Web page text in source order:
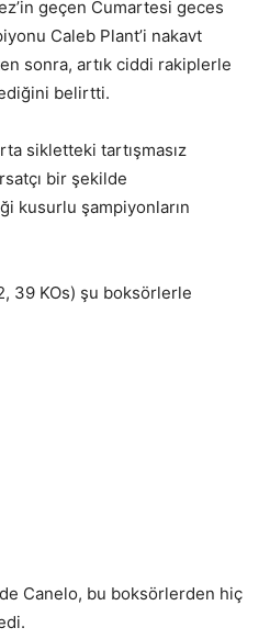
geçen Cumartesi geces
Caleb Plant’i nakavt
sonra, artık ciddi rakiplerle
belirtti.
sikletteki tartışmasız
bir şekilde
kusurlu şampiyonların
39 KOs) şu boksörlerle
Canelo, bu boksörlerden hiç